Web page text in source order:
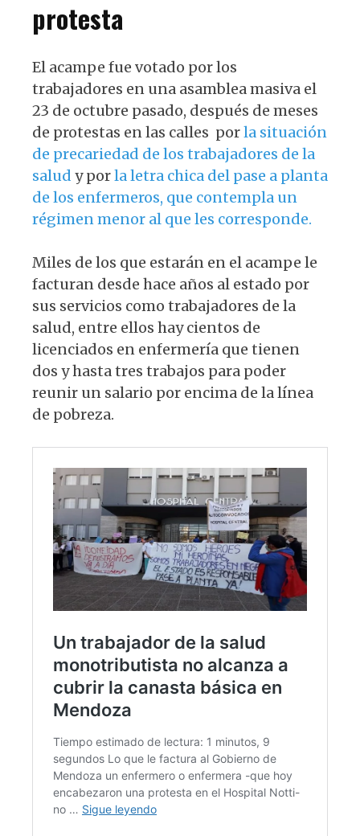
protesta
El acampe fue votado por los
trabajadores en una asamblea masiva el
23 de octubre pasado, después de meses
de protestas en las calles porla situación
de precariedad de los trabajadores de la
salud y porla letra chica del pase a planta
de los enfermeros, que contempla un
régimen menor al que les corresponde.
Miles de los que estarán en el acampe le
facturan desde hace años al estado por
sus servicios como trabajadores de la
salud, entre ellos hay cientos de
licenciados en enfermería que tienen
dos y hasta tres trabajos para poder
reunir un salario por encima de la línea
de pobreza.